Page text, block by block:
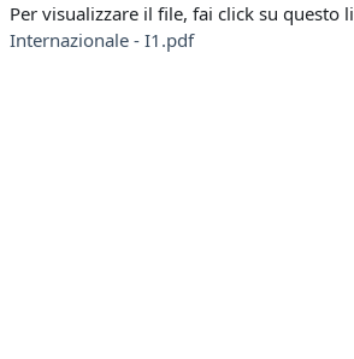
Per visualizzare il file, fai click su questo
Internazionale - I1.pdf